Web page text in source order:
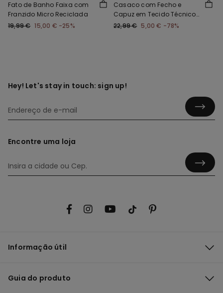
Fato de Banho Faixa com
Franzido Micro Reciclada
19,99 € 15,00 € -25%
Casaco com Fecho e
Capuz em Tecido Técnico
Criança Unissexo
22,99 € 5,00 € -78%
Hey! Let's stay in touch: sign up!
Encontre uma loja
Informação útil
Guia do produto